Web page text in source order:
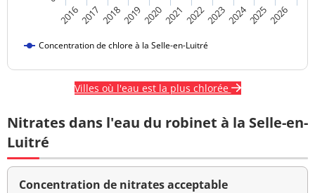
Concentration de chlore à la Selle-en-Luitré
20162017 201820192020202120222023202420252026
Villes où l'eau est la plus chlorée
Nitrates dans l'eau du robinet à la Selle-en-
Luitré
Concentration de nitrates acceptable